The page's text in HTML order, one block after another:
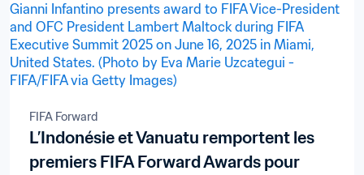
FIFA Forward
L’Indonésie et Vanuatu remportent les
premiers FIFA Forward Awards pour